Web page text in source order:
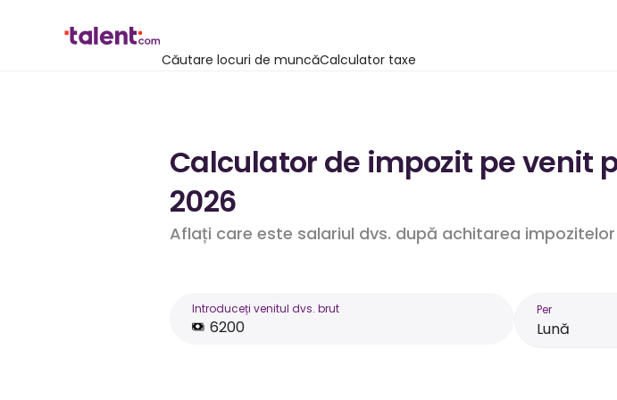
Căutare locuri de muncăCalculator taxe
Calculator de impozit pe venit
2026
Aflați care este salariul dvs. după achitarea impozitelor
Introduceți venitul dvs. brut Per
Lună